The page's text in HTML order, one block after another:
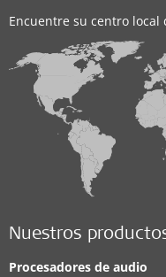
Encuentre su centro local
Nuestros
Procesadores de audio